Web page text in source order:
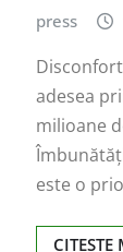
press
adesea
milioane
este o